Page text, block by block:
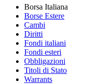
Borsa Italiana
Borse Estere
Cambi
Diritti
Fondi italiani
Fondi esteri
Obbligazioni
Titoli di Stato
Warrants